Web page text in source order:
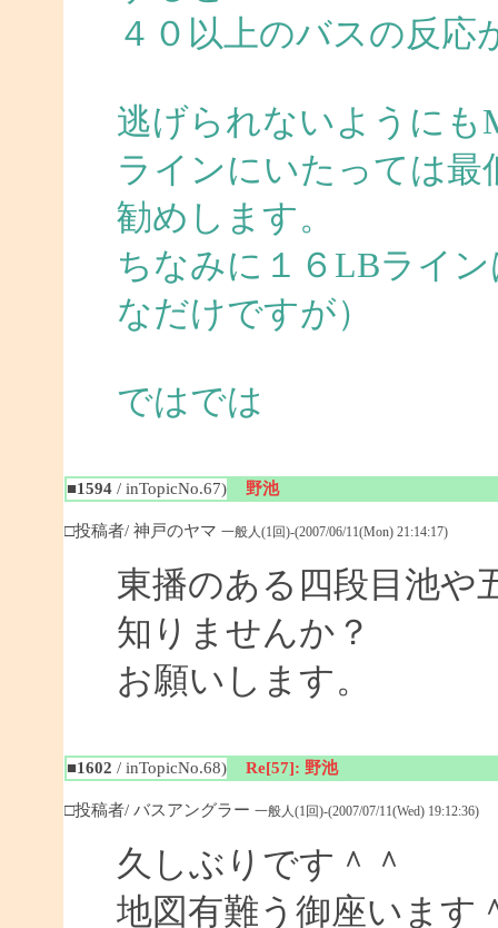
４０以上のバスの反
逃げられないようにも
ラインにいたっては
勧めします。
ちなみに１６LBライ
なだけですが）
ではでは
■1594/ inTopicNo.67) 野池
□投稿者/ 神戸のヤマ 一般人(1回)-(2007/06/11(Mon) 21:14:17)
東播のある四段目池や
知りませんか？
お願いします。
■1602 / inTopicNo.68) Re[57]: 野池
□投稿者/ バスアングラー 一般人(1回)-(2007/07/11(Wed) 19:12:36)
久しぶりです＾＾
地図有難う御座います